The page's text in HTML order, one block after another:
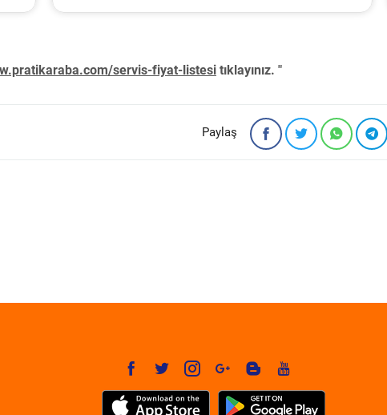
servis-fiyat-listesi tıklayınız. "
Paylaş